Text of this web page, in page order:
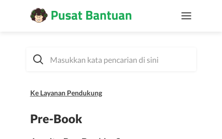
Ke Layanan Pendukung
Pre-Book